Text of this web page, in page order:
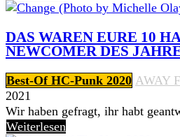
DAS WAREN EURE 10
NEWCOMER DES
Best-Of HC-Punk 2020 AWAY
2021
Wir haben gefragt, ihr habt
Weiterlesen